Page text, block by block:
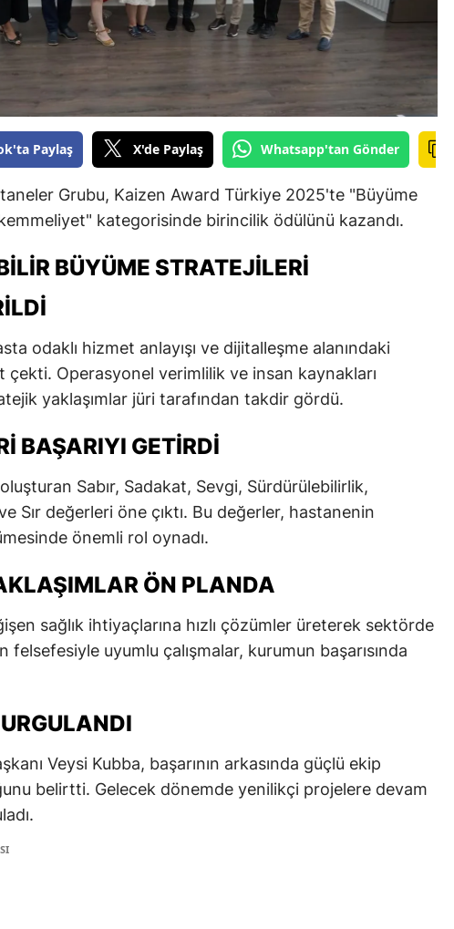
Bolu
Burdur
Bursa
Çanakkale
Çankırı
Çorum
Elazığ
Erzincan
Erzurum
Gaziantep
Giresun
Gümüşhane
Hakkari
Hatay
Mersin
İstanbul
Paylaş X'de Paylaş Whatsapp'tan Gönder
Grubu, Kaizen Award Türkiye 2025'te "Büyüme
kategorisinde birincilik ödülünü kazandı.
BÜYÜME STRATEJILERI
odaklı hizmet anlayışı ve dijitalleşme alanındaki
çekti. Operasyonel verimlilik ve insan kaynakları
yaklaşımlar jüri tarafından takdir gördü.
BAŞARIYI GETIRDI
Sabır, Sadakat, Sevgi, Sürdürülebilirlik,
Sır değerleri öne çıktı. Bu değerler, hastanenin
önemli rol oynadı.
ÖN PLANDA
sağlık ihtiyaçlarına hızlı çözümler üreterek sektörde
felsefesiyle uyumlu çalışmalar, kurumun başarısında
Veysi Kubba, başarının arkasında güçlü ekip
belirtti. Gelecek dönemde yenilikçi projelere devam